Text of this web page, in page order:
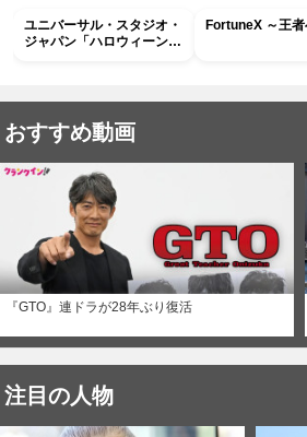
ユニバーサル・スタジオ・
ジャパン「ハロウィーン・
FortuneX ～王者
おすすめ動画
『GTO』連ドラが28年ぶり復活
注目の人物